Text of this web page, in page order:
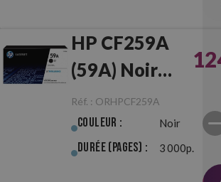
HP CF259A
(59A) Noir
Originale
Réf. : ORHPCF259A
Couleur : Noir
Durée (pages) : 3 000p.